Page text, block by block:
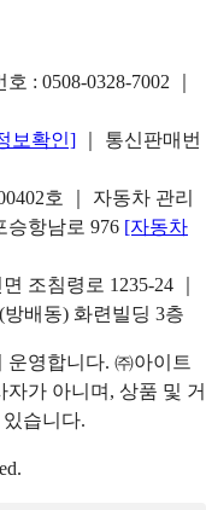
호 : 0508-0328-7002
보확인]
｜ 통신판매번
호 ｜ 자동차 관리
승항남로 976 [자동차
조침령로 1235-24 ｜
배동) 화련빌딩 3층
영합니다. ㈜아이트
가 아니며, 상품 및 거
습니다.